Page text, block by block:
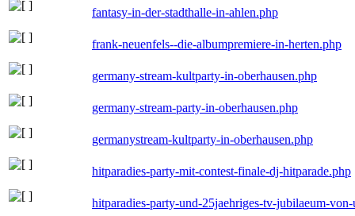
fantasy-in-der-stadthalle-in-ahlen.php
frank-neuenfels--die-albumpremiere-in-herten.php
germany-stream-kultparty-in-oberhausen.php
germany-stream-party-in-oberhausen.php
germanystream-kultparty-in-oberhausen.php
hitparadies-party-mit-contest-finale-dj-hitparade.php
hitparadies-party-und-25jaehriges-tv-jubilaeum-